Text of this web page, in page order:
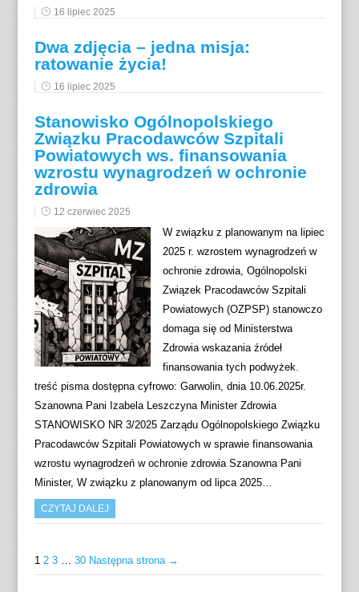
16 lipiec 2025
Dwa zdjęcia – jedna misja:
ratowanie życia!
16 lipiec 2025
Stanowisko Ogólnopolskiego
Związku Pracodawców Szpitali
Powiatowych ws. finansowania
wzrostu wynagrodzeń w ochronie
zdrowia
12 czerwiec 2025
W związku z planowanym na lipiec
2025 r. wzrostem wynagrodzeń w
ochronie zdrowia, Ogólnopolski
Związek Pracodawców Szpitali
Powiatowych (OZPSP) stanowczo
domaga się od Ministerstwa
Zdrowia wskazania źródeł
finansowania tych podwyżek.
treść pisma dostępna cyfrowo: Garwolin, dnia 10.06.2025r.
Szanowna Pani Izabela Leszczyna Minister Zdrowia
STANOWISKO NR 3/2025 Zarządu Ogólnopolskiego Związku
Pracodawców Szpitali Powiatowych w sprawie finansowania
wzrostu wynagrodzeń w ochronie zdrowia Szanowna Pani
Minister, W związku z planowanym od lipca 2025…
CZYTAJ DALEJ
1 2 3 … 30 Następna strona →